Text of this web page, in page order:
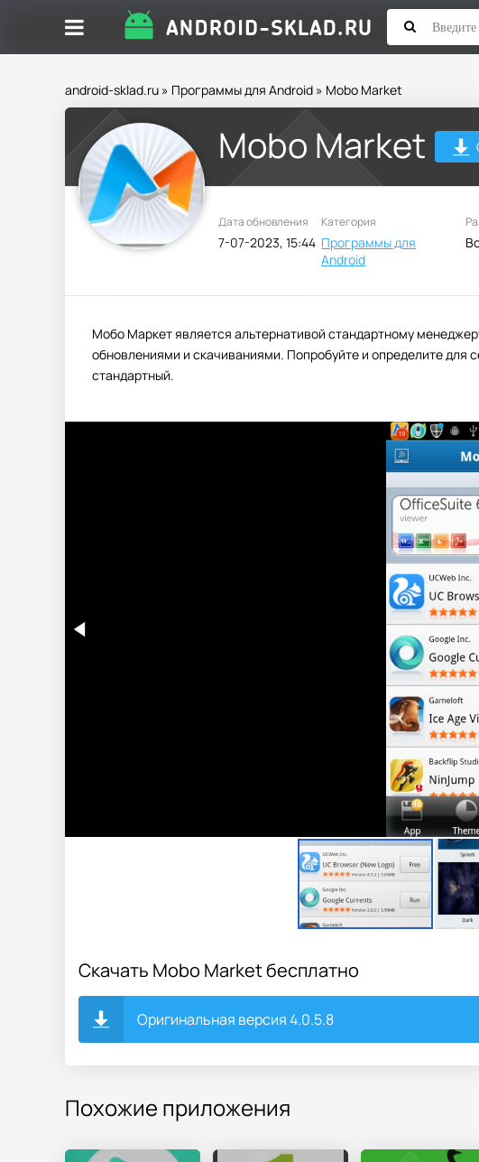
android-sklad.ru » Программы для Android » Mobo Market
Mobo Market
Дата обновления
7-07-2023, 15:44
Категория
Программы для
Android
Мобо Маркет является альтернативой стандартному
обновлениями и скачиваниями. Попробуйте и определите для
стандартный.
Скачать Mobo Market бесплатно
Оригинальная версия 4.0.5.8
Похожие приложения